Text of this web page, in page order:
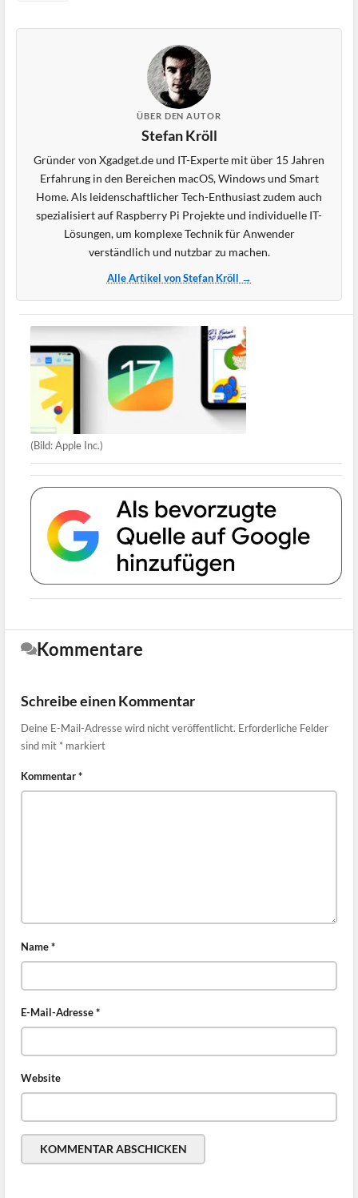
ÜBER DEN AUTOR
Stefan Kröll
Gründer von Xgadget.de und IT-Experte mit über 15 Jahren
Erfahrung in den Bereichen macOS, Windows und Smart
Home. Als leidenschaftlicher Tech-Enthusiast zudem auch
spezialisiert auf Raspberry Pi Projekte und individuelle IT-
Lösungen, um komplexe Technik für Anwender
verständlich und nutzbar zu machen.
Alle Artikel von Stefan Kröll →
(Bild: Apple Inc.)
Kommentare
Schreibe einen Kommentar
Deine E-Mail-Adresse wird nicht veröffentlicht. Erforderliche Felder
sind mit * markiert
Kommentar*
Name*
E-Mail-Adresse*
Website